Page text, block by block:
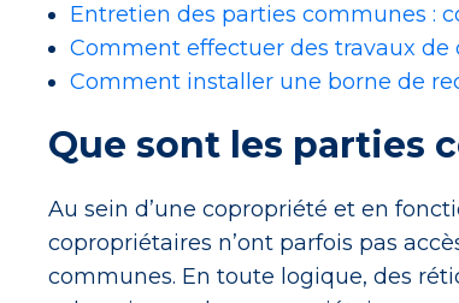
Entretien des parties communes :
Comment effectuer des travaux
Comment installer une borne de
Que sont les parties
Au sein d’une copropriété et en
copropriétaires n’ont parfois pas
communes. En toute logique, des